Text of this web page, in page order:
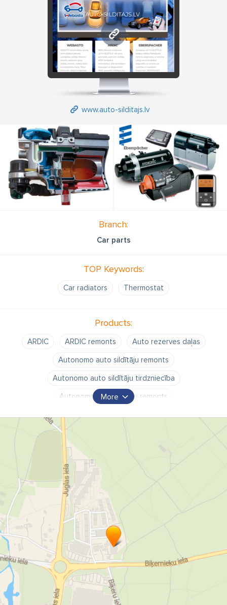
www.auto-silditajs.lv
www.auto-silditajs.lv
Branch:
Car parts
TOP Keywords:
Car radiators Thermostat
Products:
ARDIC ARDIC remonts
Auto rezerves daļas
Autonomo auto sildītāju remonts
Autonomo auto sildītāju tirdzniecība
Autonomo autosildītāju remonts
Autonomo sildītāju diagnostika
EBERSPACHER diagnostika
EBERSPACHER remonts
WEBASTO
WEBASTO remonts
auto daļas
auto detaļas
auto veikals
autopreces
lietotas rezerves daļas
rezerves daļas
serviss
sildītāji
More